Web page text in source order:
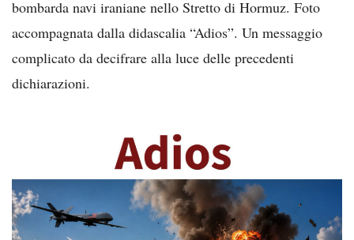
bombarda navi iraniane nello Stretto di Hormuz. Foto
accompagnata dalla didascalia “Adios”. Un messaggio
complicato da decifrare alla luce delle precedenti
dichiarazioni.